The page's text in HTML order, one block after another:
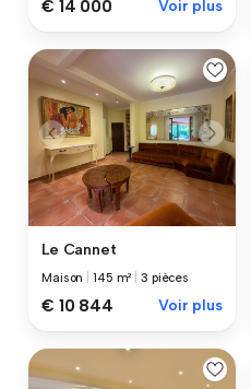
€ 14 000 Voir plus
Le Cannet
Maison |145 m² |3 pièces
€ 10 844 Voir plus